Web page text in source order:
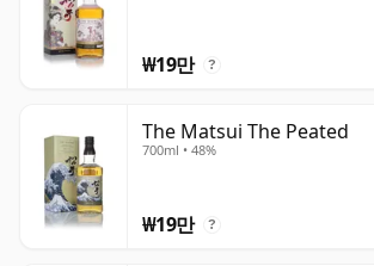
₩19만 ?
The Matsui The Peated
700ml • 48%
₩19만 ?